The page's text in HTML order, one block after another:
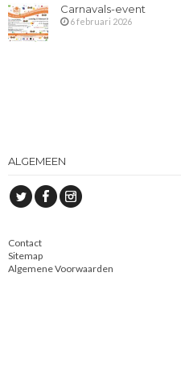
Carnavals-event
6 februari 2026
ALGEMEEN
Contact
Sitemap
Algemene Voorwaarden